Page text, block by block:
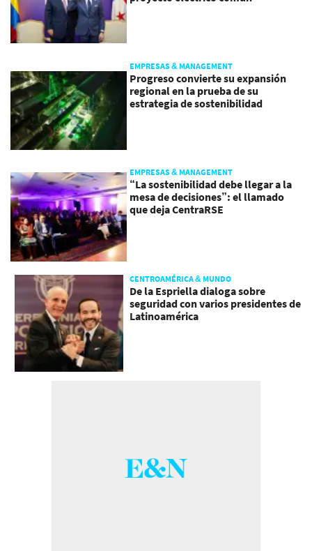
EMPRESAS & MANAGEMENT
Progreso convierte su expansión
regional en la prueba de su
estrategia de sostenibilidad
EMPRESAS & MANAGEMENT
“La sostenibilidad debe llegar a la
mesa de decisiones”: el llamado
que deja CentraRSE
CENTROAMÉRICA & MUNDO
De la Espriella dialoga sobre
seguridad con varios presidentes de
Latinoamérica